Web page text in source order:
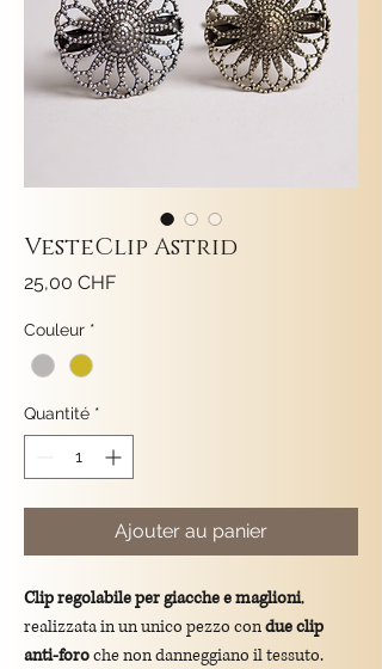
VesteClip Astrid
25,00 CHFPrix
Couleur *
Quantité *
Ajouter au panier
Clip regolabile per giacche e maglioni,
realizzata in un unico pezzo condue clip
anti-foroche non danneggiano il tessuto.